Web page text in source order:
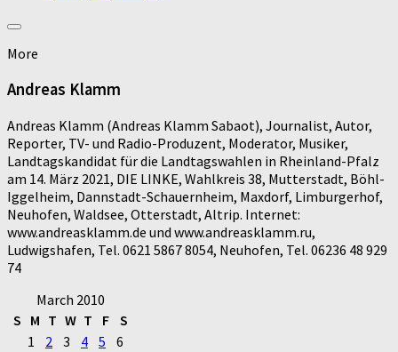
More
Andreas Klamm
Andreas Klamm (Andreas Klamm Sabaot), Journalist, Autor,
Reporter, TV- und Radio-Produzent, Moderator, Musiker,
Landtagskandidat für die Landtagswahlen in Rheinland-Pfalz
am 14. März 2021, DIE LINKE, Wahlkreis 38, Mutterstadt, Böhl-
Iggelheim, Dannstadt-Schauernheim, Maxdorf, Limburgerhof,
Neuhofen, Waldsee, Otterstadt, Altrip. Internet:
www.andreasklamm.de und www.andreasklamm.ru,
Ludwigshafen, Tel. 0621 5867 8054, Neuhofen, Tel. 06236 48 929
74
March 2010
S M T W T F S
1
2 3 4 5
6